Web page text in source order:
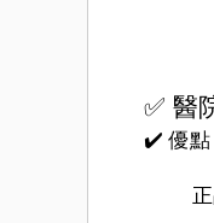
✅ 醫
✔️ 優點